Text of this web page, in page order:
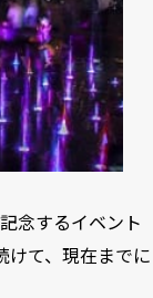
念するイベント
けて、現在までに